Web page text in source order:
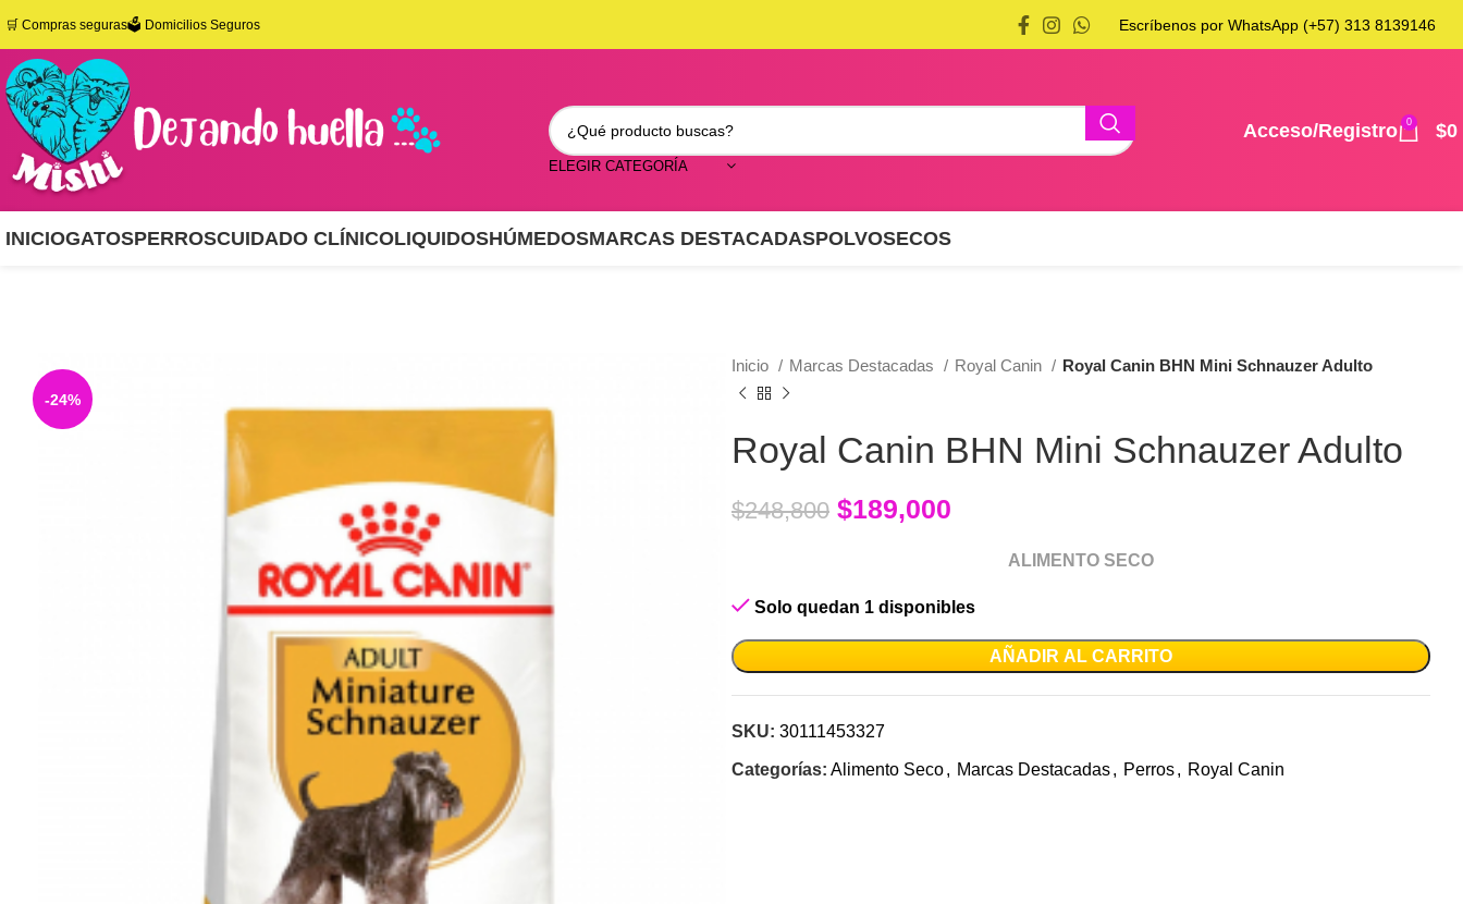
🛒 Compras seguras🗳️ Domicilios Seguros Escríbenos por WhatsApp (+57) 313 8139146
ELEGIR CATEGORÍA
Acceso/Registro 0 $0
INICIOGATOSPERROSCUIDADO CLÍNICOLIQUIDOSHÚMEDOSMARCAS DESTACADASPOLVOSECOS
-24%
Inicio Marcas Destacadas Royal Canin Royal Canin BHN Mini Schnauzer Adulto
Royal Canin BHN Mini Schnauzer Adulto
$248,800 $189,000
ALIMENTO SECO
Solo quedan 1 disponibles
AÑADIR AL CARRITO
SKU: 30111453327
Categorías: Alimento Seco, Marcas Destacadas, Perros, Royal Canin